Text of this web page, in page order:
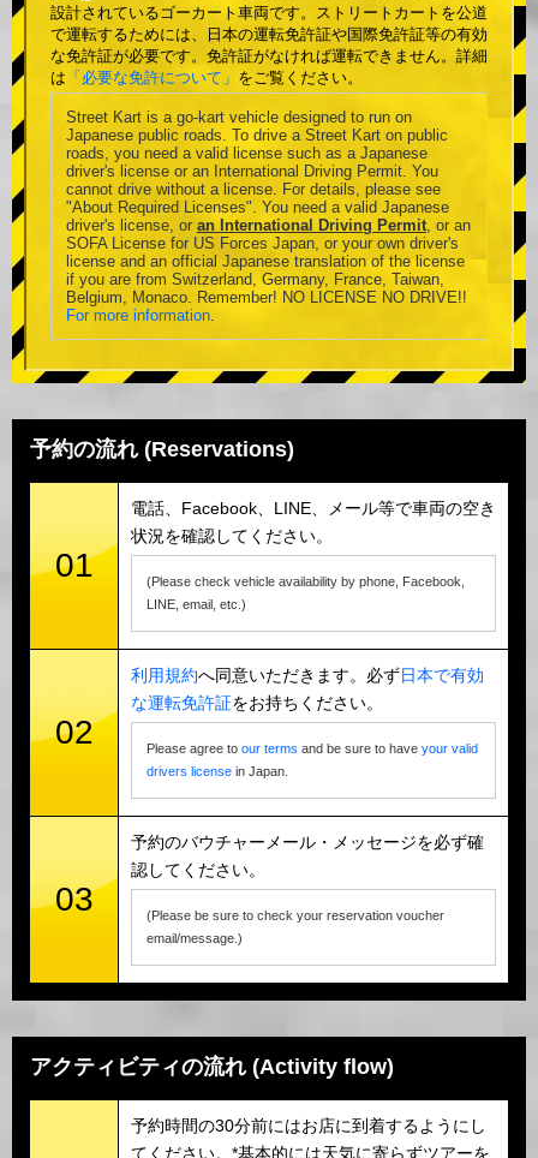
設計されているゴーカート車両です。ストリートカートを公道
で運転するためには、日本の運転免許証や国際免許証等の有効
な免許証が必要です。免許証がなければ運転できません。詳細
は 「必要な免許について」 をご覧ください。
Street Kart is a go-kart vehicle designed to run on
Japanese public roads. To drive a Street Kart on public
roads, you need a valid license such as a Japanese
driver's license or an International Driving Permit. You
cannot drive without a license. For details, please see
"About Required Licenses". You need a valid Japanese
driver's license, or an International Driving Permit , or an
SOFA License for US Forces Japan, or your own driver's
license and an official Japanese translation of the license
if you are from Switzerland, Germany, France, Taiwan,
Belgium, Monaco. Remember! NO LICENSE NO DRIVE!!
For more information
予約の流れ (Reservations)
01
電話、Facebook、LINE、メール等で車両の空き
状況を確認してください。
(Please check vehicle availability by phone, Facebook,
LINE, email, etc.)
02
利用規約へ同意いただきます。必ず日本で有効
な運転免許証をお持ちください。
Please agree to our terms and be sure to have your valid
drivers license in Japan.
03
予約のバウチャーメール・メッセージを必ず確
認してください。
(Please be sure to check your reservation voucher
email/message.)
アクティビティの流れ (Activity flow)
予約時間の30分前にはお店に到着するようにし
てください。*基本的には天気に寄らずツアーを